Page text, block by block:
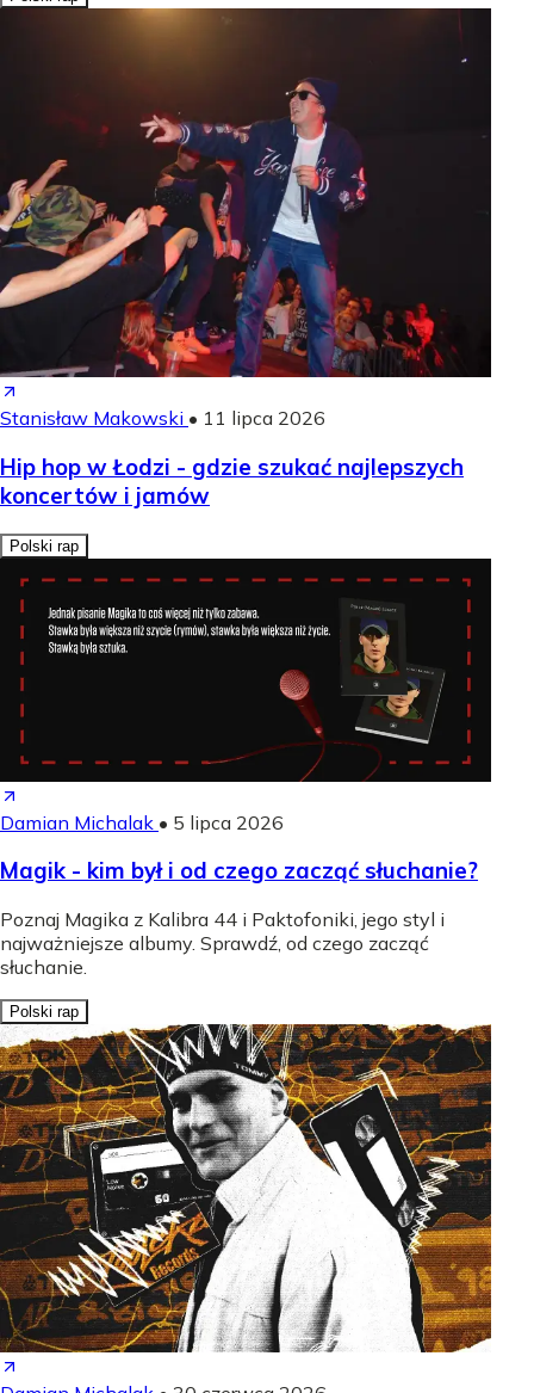
Stanisław Makowski • 11 lipca 2026
Hip hop w Łodzi - gdzie szukać najlepszych
koncertów i jamów
Polski rap
Damian Michalak • 5 lipca 2026
Magik - kim był i od czego zacząć słuchanie?
Poznaj Magika z Kalibra 44 i Paktofoniki, jego styl i
najważniejsze albumy. Sprawdź, od czego zacząć
słuchanie.
Polski rap